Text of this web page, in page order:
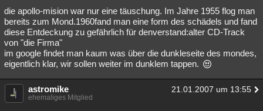
die apollo-mision war nur eine täuschung. Im Jahre 1955 flog man
bereits zum Mond.1960fand man eine form des schädels und fand
diese Entdeckung zu gefährlich für denverstand:alter CD-Track
von "die Firma"
im google findet man kaum was über die dunkleseite des mondes,
eigentlich klar, wir sollen weiter im dunklem tappen.
astromike 21.01.2007 um 13:55
ehemaliges Mitglied